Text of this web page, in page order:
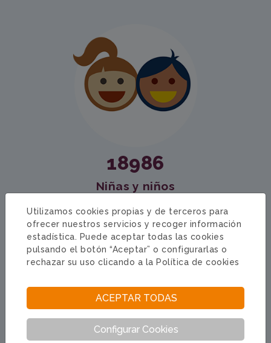
18986
Niñas y niños
educativo, salud y seguridad alimentaria
Utilizamos cookies propias y de terceros para
ofrecer nuestros servicios y recoger información
estadística. Puede aceptar todas las cookies
pulsando el botón “Aceptar” o configurarlas o
rechazar su uso clicando a la Política de cookies
ACEPTAR TODAS
Configurar Cookies